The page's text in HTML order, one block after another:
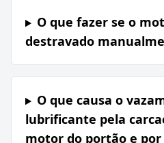
O que fazer se o
destravado
O que causa o
lubrificante pela
motor do portão e